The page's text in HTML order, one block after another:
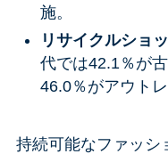
施。
リサイクルショ
代では42.1％が
46.0％がアウトレ
持続可能なファッシ